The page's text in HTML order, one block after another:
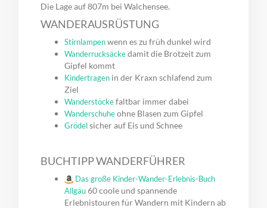
Die Lage auf 807m bei Walchensee.
WANDERAUSRÜSTUNG
Stirnlampenwenn es zu früh dunkel wird
Wanderrucksäckedamit die Brotzeit zum
Gipfel kommt
Kindertragen in der Kraxn schlafend zum
Ziel
Wanderstöckefaltbar immer dabei
Wanderschuheohne Blasen zum Gipfel
Grödelsicher auf Eis und Schnee
BUCHTIPP WANDERFÜHRER
Das große Kinder-Wander-Erlebnis-Buch
Allgäu60 coole und spannende
Erlebnistouren für Wandern mit Kindern ab